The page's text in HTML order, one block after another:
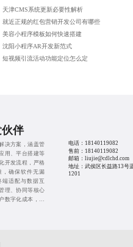
天津CMS系统更新必要性解析
就近正规的红包营销开发公司有哪些
美容小程序模板如何快速搭建
沈阳小程序AR开发新范式
短视频引流活动功能定位怎么定
伴
决方案，涵盖管
用、平台搭建等
开发流程，严格
，确保软件无漏
端适配与数据互
理、协同等核心
数字化成本，提
电话： 18140119082
售前： 18140119082
邮箱：liujie@cdlchd.com
地址：武侯区长益路13号
1201